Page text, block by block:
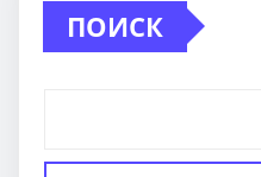
ПОИСК